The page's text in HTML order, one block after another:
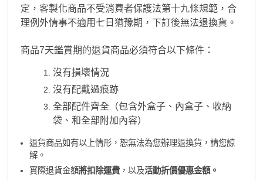
定，客製化商品不受消費者保護法第十九條規範，合
理例外情事不適用七日猶豫期，下訂後無法退換貨。
商品7天鑑賞期的退貨商品必須符合以下條件：
沒有損壞情況
沒有配戴過痕跡
全部配件齊全（包含外盒子、內盒子、收納
袋、和全部附加內容）
退貨商品如有以上情形，恕無法為您辦理退換貨，請您諒
解。
實際退貨金額將扣除運費，以及活動折價優惠金額。